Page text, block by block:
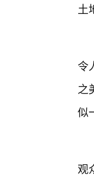
土
令
之
似
观